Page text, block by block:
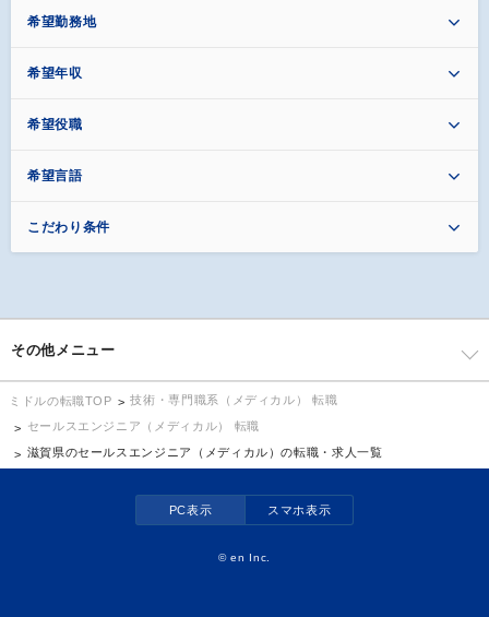
希望勤務地
希望年収
希望役職
希望言語
こだわり条件
その他メニュー
ミドルの転職TOP
技術・専門職系（メディカル） 転職
セールスエンジニア（メディカル） 転職
滋賀県のセールスエンジニア（メディカル）の転職・求人一覧
PC表示 スマホ表示
©en Inc.